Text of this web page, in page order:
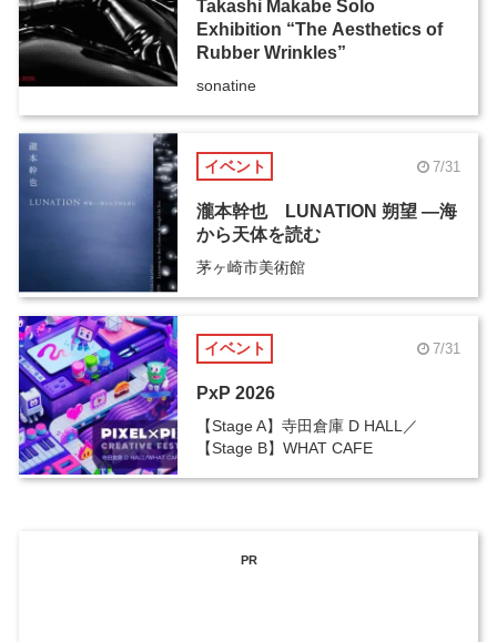
Takashi Makabe Solo
Exhibition “The Aesthetics of
Rubber Wrinkles”
sonatine
イベント 7/31
瀧本幹也 LUNATION 朔望 ―海
から天体を読む
茅ヶ崎市美術館
イベント 7/31
PxP 2026
【Stage A】寺田倉庫 D HALL／
【Stage B】WHAT CAFE
PR